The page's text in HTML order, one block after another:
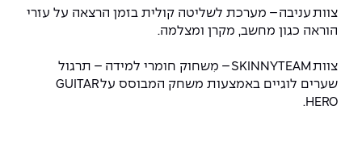
צוות עניבה – מערכת לשליטה קולית בזמן הרצאה על עזרי
הוראה כגון מחשב, מקרן ומצלמה.
צוות SKINNYTEAM – מִשחוק חומרי למידה – תרגול
שערים לוגיים באמצעות משחק המבוסס עלGUITAR
HERO.
קורס ניהול פרויקטים בשילוב AI
לכל הקורסים